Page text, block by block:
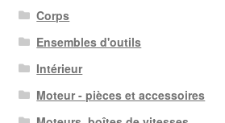
Corps
Ensembles d'outils
Intérieur
Moteur - pièces et accessoires